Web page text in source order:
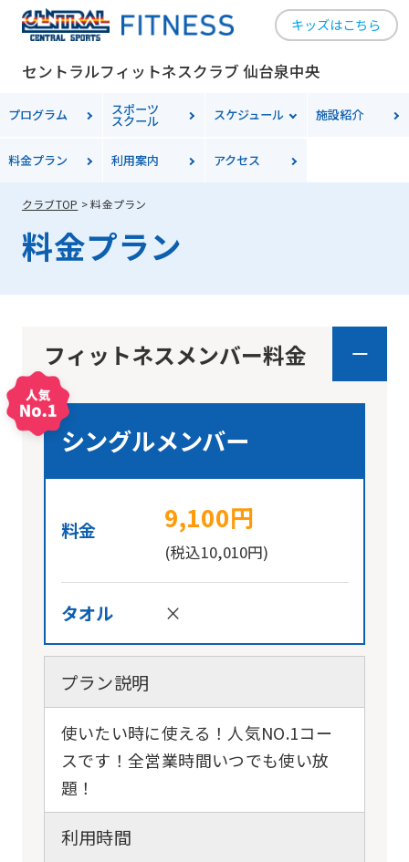
キッズはこちら
セントラルフィットネスクラブ 仙台泉中央
プログラム スポーツ
スクール スケジュール 施設紹介
料金プラン 利用案内 アクセス
クラブTOP 料金プラン
料金プラン
フィットネスメンバー料金
シングルメンバー
料金 9,100円
(税込10,010円)
タオル ×
プラン説明
使いたい時に使える！人気NO.1コー
スです！全営業時間いつでも使い放
題！
利用時間